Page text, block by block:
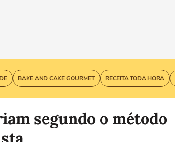
BAKE AND CAKE GOURMET RECEITA TODA HORA
segundo o método